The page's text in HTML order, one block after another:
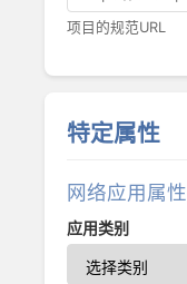
项目的规范URL
特定属性
网络应用属性
应用类别